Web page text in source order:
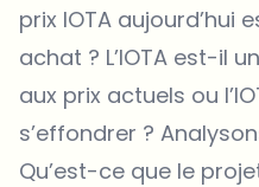
prix IOTA aujourd’hui
achat ? L’IOTA est-il
aux prix actuels ou
s’effondrer ?
Qu’est-ce que le